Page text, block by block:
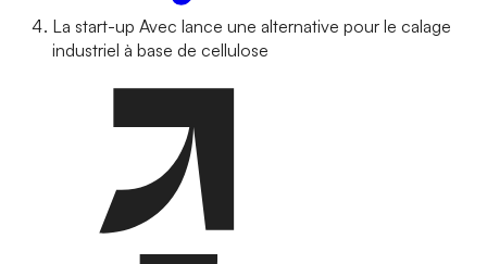
La start-up Avec lance une alternative pour le calage
industriel à base de cellulose